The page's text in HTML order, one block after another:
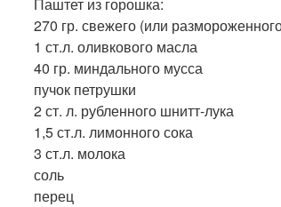
270 гр. свежего (или
1 ст.л. оливкового масла
40 гр. миндального мусса
пучок петрушки
2 ст. л. рубленного шнитт-лука
1,5 ст.л. лимонного сока
3 ст.л. молока
соль
перец